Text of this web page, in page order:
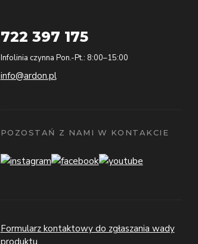
722 397 175
Infolinia czynna Pon.-Pt.: 8:00–15:00
info@ardon.pl
POZOSTAŃ Z NAMI W KONTAKCIE
Formularz kontaktowy do zgłaszania wady
produktu